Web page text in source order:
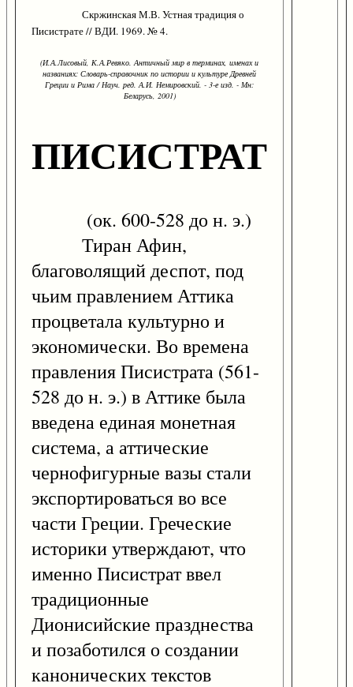
Скржинская М.В. Устная традиция о
Писистрате // ВДИ. 1969. № 4.
(И.А.Лисовый, К.А.Ревяко. Античный мир в терминах, именах и
названиях: Словарь-справочник по истории и культуре Древней
Греции и Рима / Науч. ред. А.И. Немировский. - 3-е изд. - Мн:
Беларусь, 2001)
ПИСИСТРАТ
(ок. 600-528 до н. э.)
Тиран Афин,
благоволящий деспот, под
чьим правлением Аттика
процветала культурно и
экономически. Во времена
правления Писистрата (561-
528 до н. э.) в Аттике была
введена единая монетная
система, а аттические
чернофигурные вазы стали
экспортироваться во все
части Греции. Греческие
историки утверждают, что
именно Писистрат ввел
традиционные
Дионисийские празднества
и позаботился о создании
канонических текстов